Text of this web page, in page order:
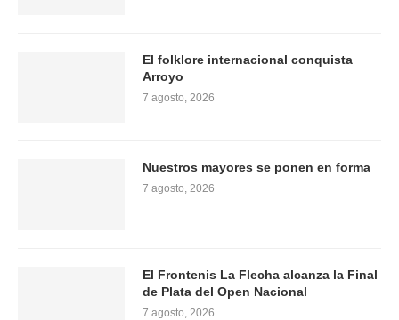
El folklore internacional conquista
Arroyo
7 agosto, 2026
Nuestros mayores se ponen en forma
7 agosto, 2026
El Frontenis La Flecha alcanza la Final
de Plata del Open Nacional
7 agosto, 2026